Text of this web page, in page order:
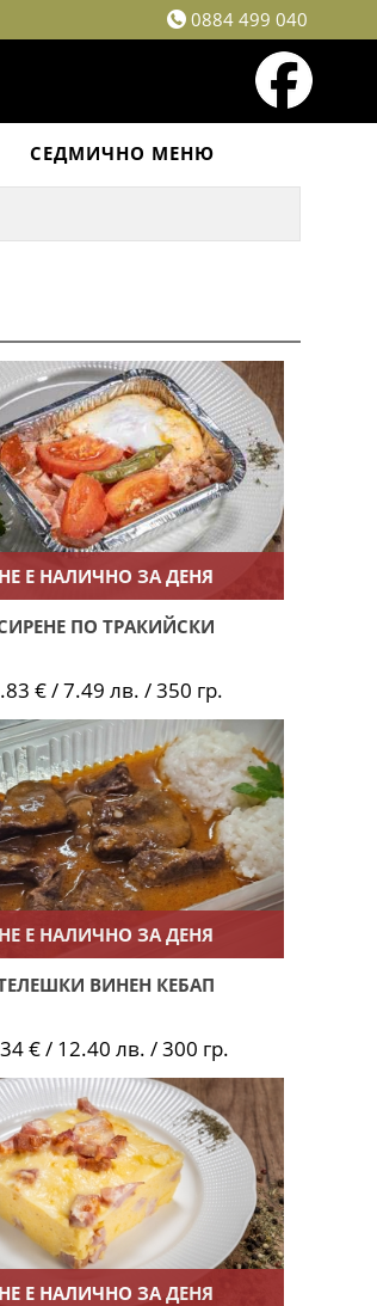
0884 499 040
СЕДМИЧНО МЕНЮ
НЕ Е НАЛИЧНО ЗА ДЕНЯ
ПО ТРАКИЙСКИ
€ / 7.49 лв. / 350 гр.
НЕ Е НАЛИЧНО ЗА ДЕНЯ
ВИНЕН КЕБАП
€ / 12.40 лв. / 300 гр.
НЕ Е НАЛИЧНО ЗА ДЕНЯ